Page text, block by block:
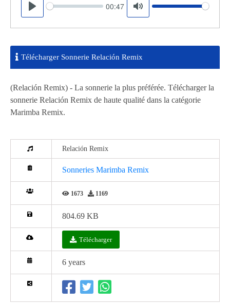
Play
Seek 00:47
Mute
Volume
Télécharger Sonnerie Relación Remix
(Relación Remix) - La sonnerie la plus préférée. Télécharger la
sonnerie Relación Remix de haute qualité dans la catégorie
Marimba Remix.
Relación Remix
Sonneries Marimba Remix
1673 1169
804.69 KB
Télécharger
6 years